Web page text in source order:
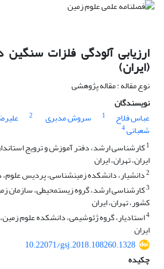
ارزیابی آلودگی فلزات
(ایران)
نوع مقاله : مقاله پژوهشی
نویسندگان
عباس فلاح
1 سروش مدبری 2
شعبانی4
1کارشناسی ارشد، دفتر آموزش و ترویج
ایران، تهران، ایران
2دانشیار، دانشکده زمین‎شناسی، پردیس علوم، دانشگاه تهران، تهران، ایران
3کارشناسی ارشد، گروه زیست‏محیطی، سازمان
کشور، تهران، ایران
4استادیار، گروه ژئوشیمی، دانشکده علوم
ایران
10.22071/gsj.2018.108260.1328
چکیده